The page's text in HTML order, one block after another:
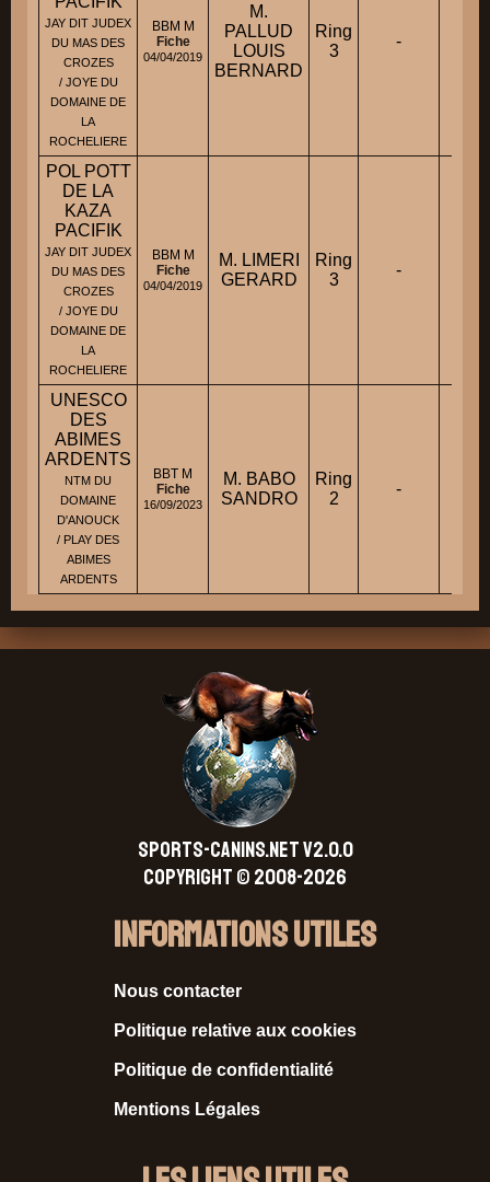
JAY DIT JUDEX
DU MAS DES
CROZES
/ JOYE DU
DOMAINE DE
LA
ROCHELIERE
BBM M
Fiche
04/04/2019
M.
PALLUD
LOUIS
BERNARD
Ring
3
-
POL POTT
DE LA
KAZA
PACIFIK
JAY DIT JUDEX
DU MAS DES
CROZES
/ JOYE DU
DOMAINE DE
LA
ROCHELIERE
BBM M
Fiche
04/04/2019
M. LIMERI
GERARD
Ring
3
-
UNESCO
DES
ABIMES
ARDENTS
NTM DU
DOMAINE
D'ANOUCK
/ PLAY DES
ABIMES
ARDENTS
BBT M
Fiche
16/09/2023
M. BABO
SANDRO
Ring
2
-
SPORTS-CANINS.NET V2.0.0
Copyright © 2008-2026
Informations Utiles
Nous contacter
Politique relative aux cookies
Politique de confidentialité
Mentions Légales